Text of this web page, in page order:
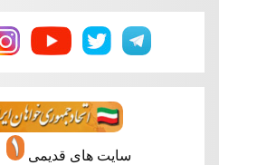
سایت های قدیمی